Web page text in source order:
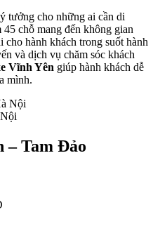
tưởng cho những ai cần di
chỗ mang đến không gian
hành khách trong suốt hành
và dịch vụ chăm sóc khách
Vĩnh Yên giúp hành khách dễ
mình.
– Tam Đảo